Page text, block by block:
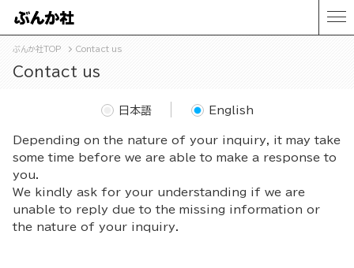
ぶんか社TOP Contact us
Contact us
Depending on the nature of your inquiry, it may take
some time before we are able to make a response to
you.
We kindly ask for your understanding if we are
unable to reply due to the missing information or
the nature of your inquiry.
日本語 English